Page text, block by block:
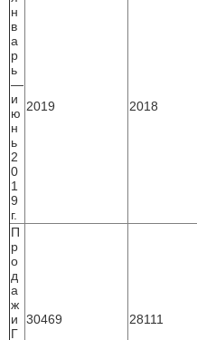
н
в
а
р
ь
—
и
ю
н
ь
2
0
1
9
г.
2019 2018
П
р
о
д
а
ж
и
Г
30469 28111